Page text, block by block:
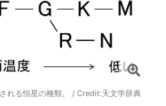
れる恒星の種類。 / Credit:天文学辞典